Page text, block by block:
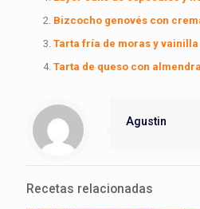
Bizcocho genovés con
Tarta fría de moras y vainilla
Tarta de queso con
Agustin
Recetas relacionadas